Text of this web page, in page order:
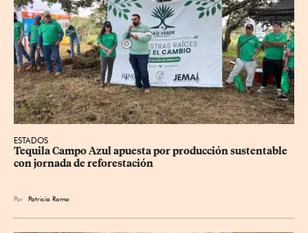
ESTADOS
Tequila Campo Azul apuesta por producción sustentable
con jornada de reforestación
Por Patricia Romo